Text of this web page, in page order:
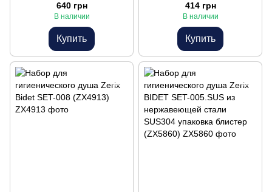
640 грн
В наличии
Купить
414 грн
В наличии
Купить